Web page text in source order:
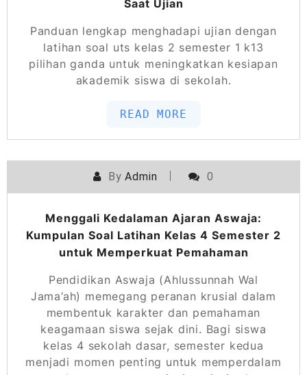
Saat Ujian
Panduan lengkap menghadapi ujian dengan
latihan soal uts kelas 2 semester 1 k13
pilihan ganda untuk meningkatkan kesiapan
akademik siswa di sekolah.
READ MORE
ByAdmin 0
Menggali Kedalaman Ajaran Aswaja:
Kumpulan Soal Latihan Kelas 4 Semester 2
untuk Memperkuat Pemahaman
Pendidikan Aswaja (Ahlussunnah Wal
Jama’ah) memegang peranan krusial dalam
membentuk karakter dan pemahaman
keagamaan siswa sejak dini. Bagi siswa
kelas 4 sekolah dasar, semester kedua
menjadi momen penting untuk memperdalam